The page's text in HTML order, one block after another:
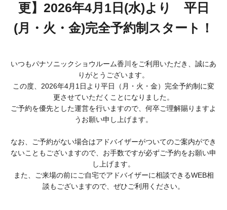
更】2026年4月1日(水)より 平日
(月・火・金)完全予約制スタート！
いつもパナソニックショウルーム香川をご利用いただき、誠にあ
りがとうございます。
この度、2026年4月1日より平日（月・火・金）完全予約制に変
更させていただくことになりました。
ご予約を優先とした運営を行いますので、何卒ご理解賜りますよ
うお願い申し上げます。
なお、ご予約がない場合はアドバイザーがついてのご案内ができ
ないこともございますので、お手数ですが必ずご予約をお願い申
し上げます。
また、ご来場の前にご自宅でアドバイザーに相談できるWEB相
談もございますので、ぜひご利用ください。